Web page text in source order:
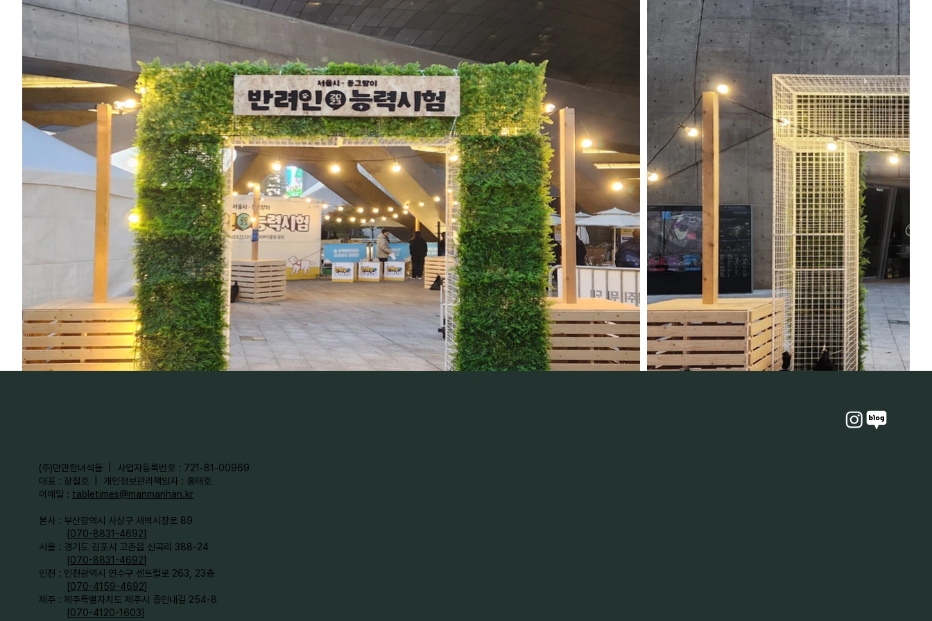
​(주)만만한녀석들 | 사업자등록번호 : 721-81-00969
대표 : 장철호 | 개인정보관리책임자 : 홍태호
이메일 : tabletimes@manmanhan.kr
본사 : 부산광역시 사상구 새벽시장로 89
[070-8831-4692]
서울 : 경기도 김포시 고촌읍 신곡리 388-24
[070-8831-4692]
인천 : 인천광역시 연수구 센트럴로 263, 23층
[070-4159-4692]​
제주 : 제주특별자치도 제주시 종인내길 254-8
[070-4120-1603]